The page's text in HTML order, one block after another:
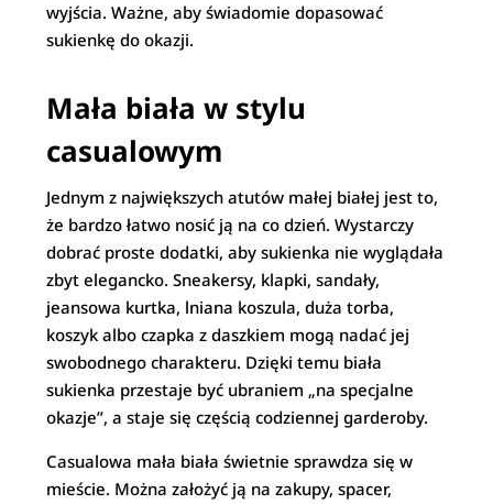
wyjścia. Ważne, aby świadomie dopasować
sukienkę do okazji.
Mała biała w stylu
casualowym
Jednym z największych atutów małej białej jest to,
że bardzo łatwo nosić ją na co dzień. Wystarczy
dobrać proste dodatki, aby sukienka nie wyglądała
zbyt elegancko. Sneakersy, klapki, sandały,
jeansowa kurtka, lniana koszula, duża torba,
koszyk albo czapka z daszkiem mogą nadać jej
swobodnego charakteru. Dzięki temu biała
sukienka przestaje być ubraniem „na specjalne
okazje”, a staje się częścią codziennej garderoby.
Casualowa mała biała świetnie sprawdza się w
mieście. Można założyć ją na zakupy, spacer,